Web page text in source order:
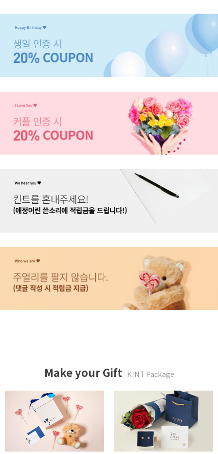
Make your Gift KINT Package